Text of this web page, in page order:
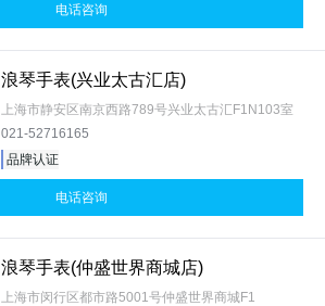
电话咨询
浪琴手表(兴业太古汇店)
上海市静安区南京西路789号兴业太古汇F1N103室
021-52716165
品牌认证
电话咨询
浪琴手表(仲盛世界商城店)
上海市闵行区都市路5001号仲盛世界商城F1